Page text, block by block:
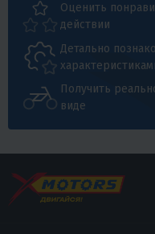
Оценить
действии
Детально
Получить
виде